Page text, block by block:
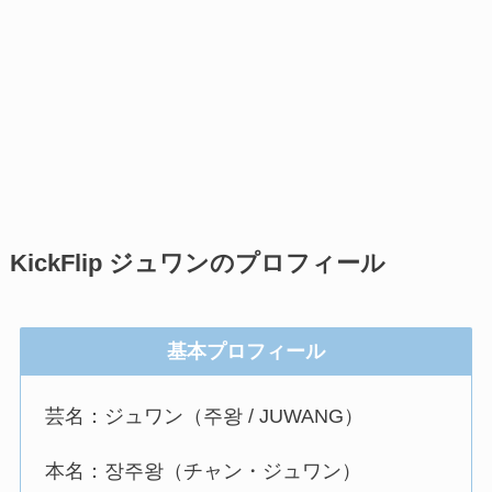
KickFlip ジュワンのプロフィール
基本プロフィール
芸名：ジュワン（주왕 / JUWANG）
本名：장주왕（チャン・ジュワン）